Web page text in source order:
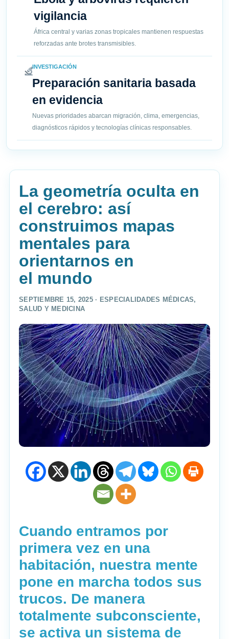
vigilancia
África central y varias zonas tropicales mantienen respuestas
reforzadas ante brotes transmisibles.
INVESTIGACIÓN
Preparación sanitaria basada
en evidencia
Nuevas prioridades abarcan migración, clima, emergencias,
diagnósticos rápidos y tecnologías clínicas responsables.
La geometría oculta en
el cerebro: así
construimos mapas
mentales para
orientarnos en
el mundo
SEPTIEMBRE 15, 2025 · ESPECIALIDADES MÉDICAS,
SALUD Y MEDICINA
Cuando entramos por
primera vez en una
habitación, nuestra mente
pone en marcha todos sus
trucos. De manera
totalmente subconsciente,
se activa un sistema de